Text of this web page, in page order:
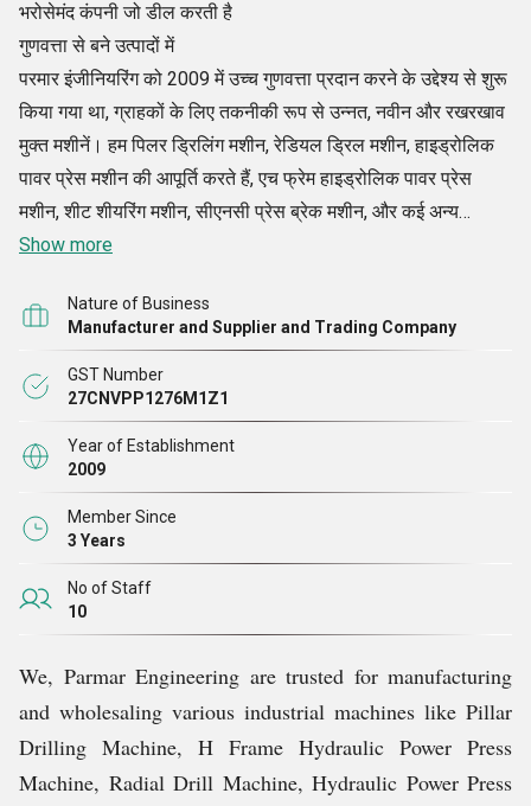
भरोसेमंद कंपनी जो डील करती है
गुणवत्ता से बने उत्पादों में
परमार इंजीनियरिंग को 2009 में उच्च गुणवत्ता प्रदान करने के उद्देश्य से शुरू
किया गया था, ग्राहकों के लिए तकनीकी रूप से उन्नत, नवीन और रखरखाव
मुक्त मशीनें। हम पिलर ड्रिलिंग मशीन, रेडियल ड्रिल मशीन, हाइड्रोलिक
पावर प्रेस मशीन की आपूर्ति करते हैं, एच फ्रेम हाइड्रोलिक पावर प्रेस
मशीन, शीट शीयरिंग मशीन, सीएनसी प्रेस ब्रेक मशीन, और कई अन्य
औद्योगिक मशीनें।
एक कुशल निर्माता के रूप में, हम इन्हें परीक्षण की गई प्लेटों से विकसित करते
हैं, मोटर और पुर्जे अपनी उत्कृष्ट दक्षता और कम रखरखाव के लिए। हम अपने
ग्राहकों को उचित मूल्य पर बेहतर गुणवत्ता वाले उत्पाद उपलब्ध कराने के लिए
अथक प्रयास करते हैं। हमारी अभिनव डिजाइन और प्रौद्योगिकी, ग्राहक
सेवा, और पेशेवर और बिक्री के बाद की त्वरित सेवा भी हमें बाज़ार में पसंदीदा
विकल्प बनाती है.
Show more
Nature of Business
Manufacturer and Supplier and Trading Company
GST Number
27CNVPP1276M1Z1
Year of Establishment
2009
Member Since
3 Years
No of Staff
10
We, Parmar Engineering are trusted for manufacturing
and wholesaling various industrial machines like Pillar
Drilling Machine, H Frame Hydraulic Power Press
Machine, Radial Drill Machine, Hydraulic Power Press